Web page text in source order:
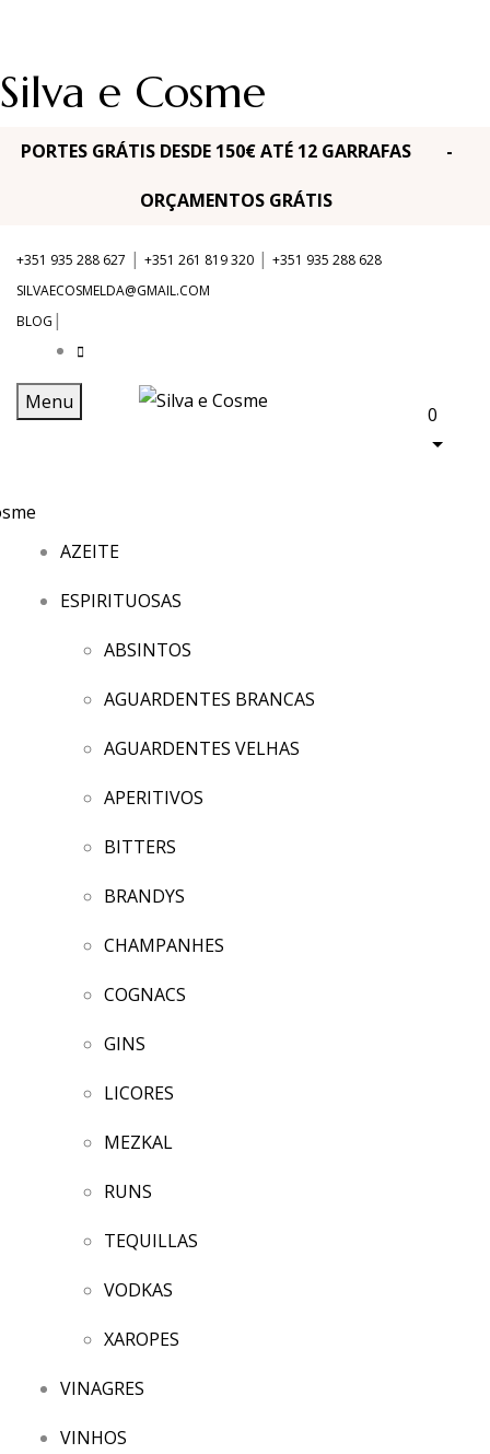
Silva e Cosme
PORTES GRÁTIS DESDE 150€ ATÉ 12 GARRAFAS -
ORÇAMENTOS GRÁTIS
+351 935 288 627 | +351 261 819 320 | +351 935 288 628
SILVAECOSMELDA@GMAIL.COM
BLOG |
Menu
0
AZEITE
ESPIRITUOSAS
ABSINTOS
AGUARDENTES BRANCAS
AGUARDENTES VELHAS
APERITIVOS
BITTERS
BRANDYS
CHAMPANHES
COGNACS
GINS
LICORES
MEZKAL
RUNS
TEQUILLAS
VODKAS
XAROPES
VINAGRES
VINHOS